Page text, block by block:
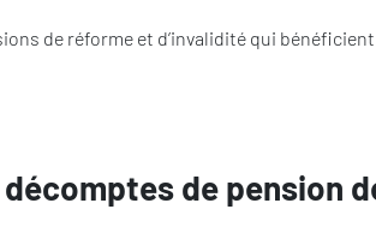
de réforme et d’invalidité qui bénéficient
de pension